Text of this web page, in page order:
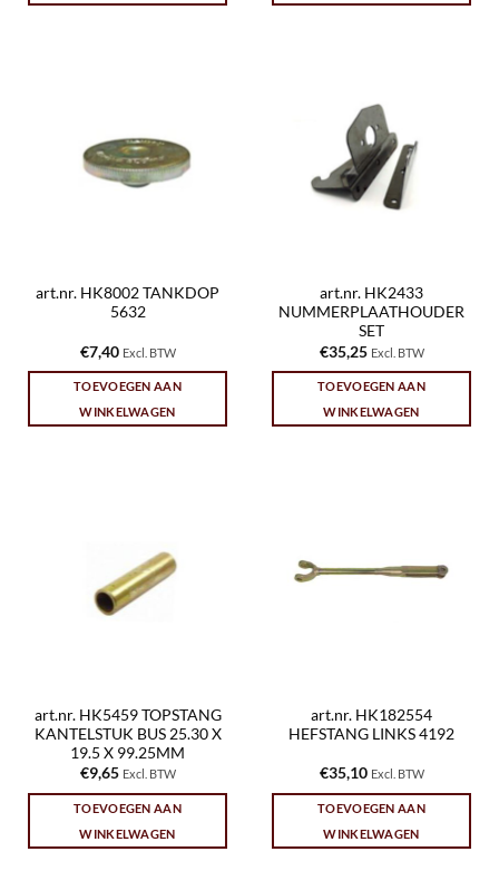
art.nr. HK8002 TANKDOP
5632
€7,40 Excl. BTW
TOEVOEGEN AAN
WINKELWAGEN
art.nr. HK2433
NUMMERPLAATHOUDER
SET
€35,25 Excl. BTW
TOEVOEGEN AAN
WINKELWAGEN
art.nr. HK5459 TOPSTANG
KANTELSTUK BUS 25.30 X
19.5 X 99.25MM
€9,65 Excl. BTW
TOEVOEGEN AAN
WINKELWAGEN
art.nr. HK182554
HEFSTANG LINKS 4192
€35,10 Excl. BTW
TOEVOEGEN AAN
WINKELWAGEN